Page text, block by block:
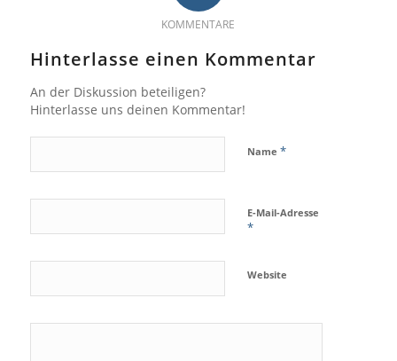
KOMMENTARE
Hinterlasse einen Kommentar
An der Diskussion beteiligen?
Hinterlasse uns deinen Kommentar!
Name *
E-Mail-Adresse
*
Website